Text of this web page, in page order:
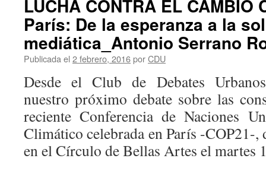
LUCHA CONTRA EL CAMBIO
París: De la esperanza a la
mediática_Antonio Serrano
Publicada el 2 febrero, 2016porCDU
Desde el Club de Debates
nuestro próximo debate sobre las
reciente Conferencia de Naciones
Climático celebrada en París -COP21-,
en el Círculo de Bellas Artes el martes